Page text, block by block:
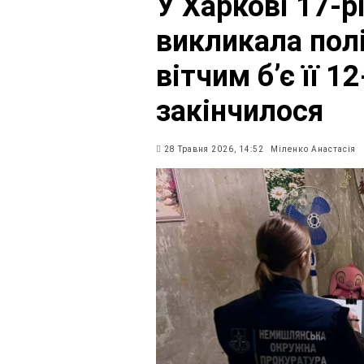
викликала
вітчим б’є її
закінчилося
28 Травня 2026, 14:52 Міленко Анастасія